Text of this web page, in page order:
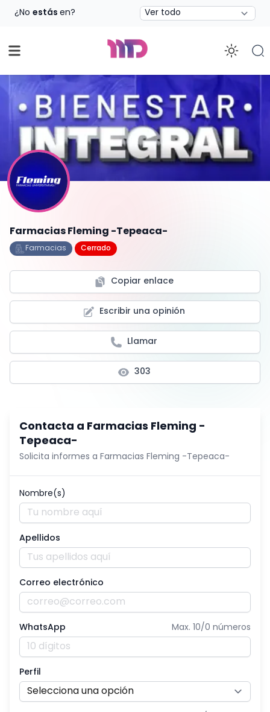
¿No estás en? Estado
Farmacias Fleming -Tepeaca-
Farmacias Cerrado
Copiar enlace
Escribir una opinión
Llamar
303
Contacta a Farmacias Fleming -
Tepeaca-
Solicita informes a Farmacias Fleming -Tepeaca-
Nombre(s)
Apellidos
Correo electrónico
WhatsApp Max. 10/0 números
Perfil